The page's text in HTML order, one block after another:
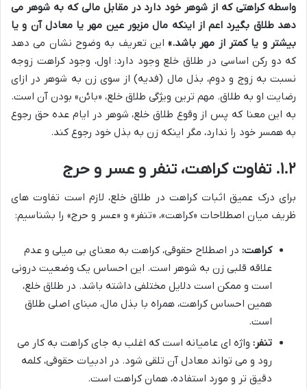
واسطه کراهتی که از شوهر خود دارد در مقابل مالی که به شوهر می
دهد طلاق بگیرد اعم از اینکه مال مزبور عین مهر یا معادل آن و یا
بیشتر و یا کمتر از مهر باشد.»این تعریف به وضوح نشان می دهد
که دو رکن اساسی در طلاق خلع وجود دارد: اول، وجود کراهت زوجه
نسبت به زوج و دوم، بذل مال (فدیه) از سوی زن به شوهر در ازای
رضایت او به طلاق. مهم ترین ویژگی طلاق خلع، «بائن» بودن آن است.
به این معنا که پس از وقوع طلاق خلع، شوهر در ایام عده حق رجوع
به همسر خود را ندارد، مگر اینکه زن به بذل خود رجوع کند.
۱.۲. تفاوت کراهت، تنفر و عسر و حرج
برای درک عمیق اثبات کراهت در طلاق خلع، لازم است تفاوت های
ظریف میان اصطلاحات «کراهت»، «تنفر» و «عسر و حرج» را بشناسیم:
کراهت: در اصطلاح حقوقی، کراهت به معنای بی میلی و عدم
علاقه قلبی زن به شوهر است. این احساس یک وضعیت درونی
است و ممکن است دلایل مختلفی داشته باشد. در طلاق خلع،
همین احساس کراهت، همراه با بذل مال، مبنای اصلی طلاق
است.
تنفر: واژه ای عامیانه است که اغلب به جای کراهت به کار می
رود و می تواند معادل آن تلقی شود. در ادبیات حقوقی، کلمه
دقیق تر و مورد استفاده، همان کراهت است.